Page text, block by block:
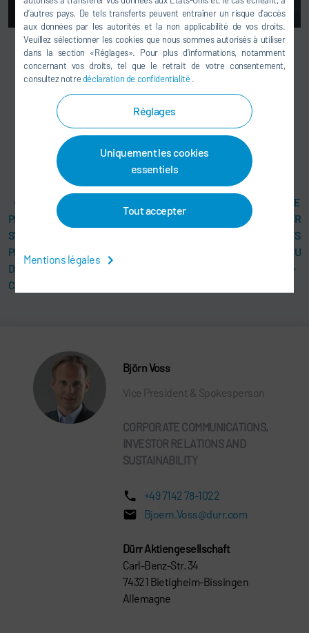
d’autres pays. De tels transferts peuvent entraîner un risque d’accès
aux données par les autorités et la non applicabilité de vos droits.
Veuillez sélectionner les cookies que nous sommes autorisés à utiliser
dans la section «Réglages». Pour plus d’informations, notamment
concernant vos droits, tel que le retrait de votre consentement,
consultez notredéclaration de confidentialité .
Réglages
Uniquement les cookies
essentiels
Tout accepter
Mentions légales
LE 13 000ÈME ROBOT DE
PEINTURE DE DÜRR
S’INSTALLE POUR LA
PREMIÈRE FOIS SUR LE SITE
DE GENERAL MOTORS EN
CORÉE
DÜRR PRÉSENTE
ECOPROFLEET, LE PREMIER
AGV CONÇU POUR LES
ATELIERS DE PEINTURE DU
Björn Voss
Vice President & Spokesperson
CORPORATE COMMUNICATIONS,
INVESTOR RELATIONS AND
SUSTAINABILITY
+49 7142 78-1022
Bjoern.Voss@durr.com
Dürr Aktiengesellschaft
Carl-Benz-Str. 34
74321 Bietigheim-Bissingen
Allemagne